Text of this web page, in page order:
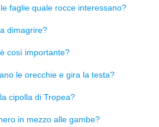
faglie quale rocce interessano?
dimagrire?
così importante?
le orecchie e gira la testa?
cipolla di Tropea?
in mezzo alle gambe?